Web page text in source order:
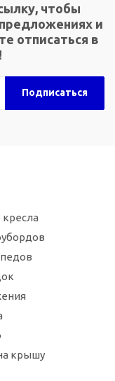
чтобы
и
отписаться в
крышу